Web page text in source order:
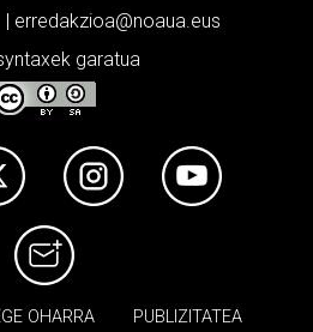
erredakzioa@noaua.eus
garatua
OHARRA PUBLIZITATEA